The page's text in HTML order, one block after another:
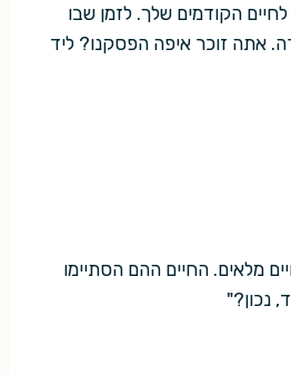
הקודמים שלך. לזמן שבו
אתה זוכר איפה הפסקנו? ליד
מלאים. החיים ההם הסתיימו
נכון?"